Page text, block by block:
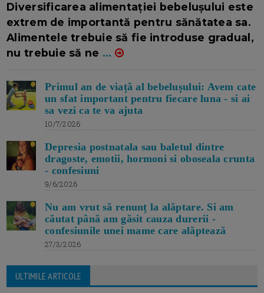
Diversificarea alimentației bebelușului este
extrem de importantă pentru sănătatea sa.
Alimentele trebuie să fie introduse gradual,
nu trebuie să ne ...
Primul an de viață al bebelușului: Avem cate
un sfat important pentru fiecare luna - si ai
sa vezi ca te va ajuta
10/7/2026
Depresia postnatala sau baletul dintre
dragoste, emotii, hormoni si oboseala crunta
- confesiuni
9/6/2026
Nu am vrut să renunț la alăptare. Si am
căutat până am găsit cauza durerii -
confesiunile unei mame care alăptează
27/3/2026
ULTIMILE ARTICOLE